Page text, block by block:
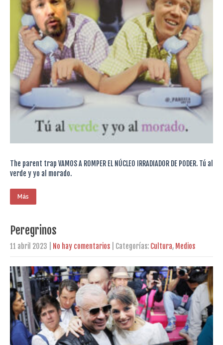
The parent trap VAMOS A ROMPER EL NÚCLEO IRRADIADOR DE PODER. Tú al
verde y yo al morado.
Más
Peregrinos
11 abril 2023 No hay comentarios | Categorías: Cultura, Medios